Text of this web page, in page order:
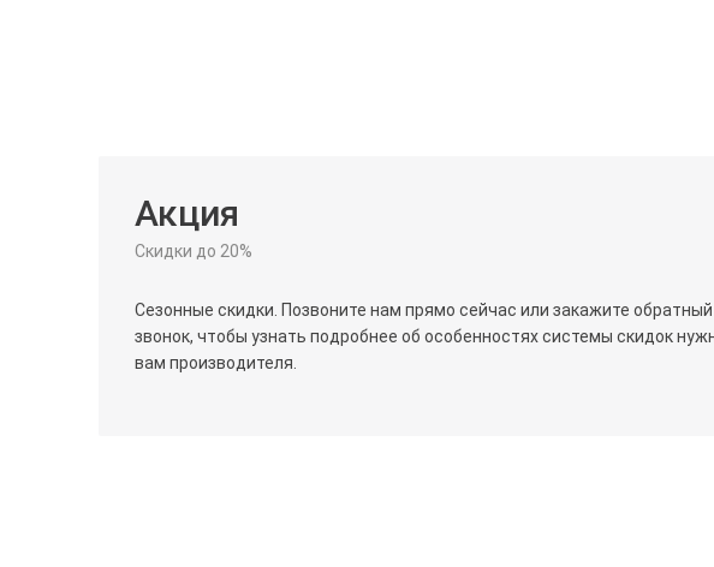
Акция
Скидки до 20%
Сезонные скидки. Позвоните нам прямо сейчас или закажите обратный
звонок, чтобы узнать подробнее об особенностях системы скидок
вам производителя.